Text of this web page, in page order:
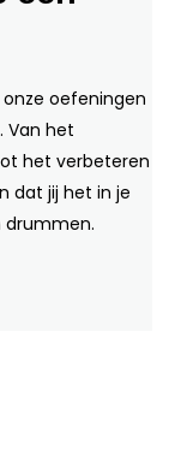
oefeningen
Van het
het verbeteren
dat jij het in je
drummen.